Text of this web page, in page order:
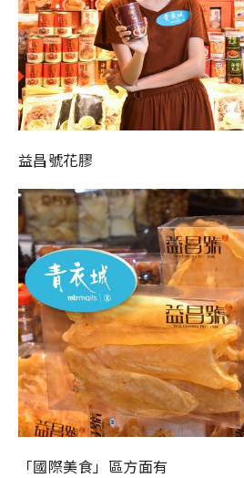
益昌號花膠
「國際美食」區方面有